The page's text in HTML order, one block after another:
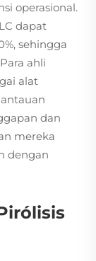
operasional.
dapat
sehingga
ahli
alat
dan
mereka
dengan